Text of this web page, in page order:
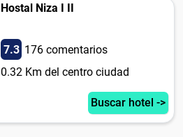
Hostal Niza I II
7.3 176 comentarios
0.32 Km del centro ciudad
Buscar hotel ->